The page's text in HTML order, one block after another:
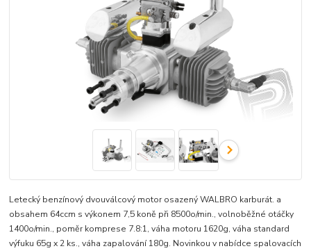
Letecký benzínový dvouválcový motor osazený WALBRO karburát. a
obsahem 64ccm s výkonem 7,5 koně při 8500o/min., volnoběžné otáčky
1400o/min., poměr komprese 7.8:1, váha motoru 1620g, váha standard
výfuku 65g x 2 ks., váha zapalování 180g. Novinkou v nabídce spalovacích